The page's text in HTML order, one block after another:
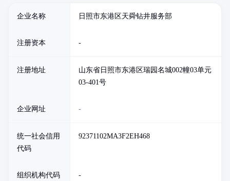
企业名称 日照市东港区天舜钻井服务部
注册资本 -
注册地址
山东省日照市东港区瑞园名城002幢03单元
03-401号
企业网址 -
统一社会信用
代码
92371102MA3F2EH468
组织机构代码 -